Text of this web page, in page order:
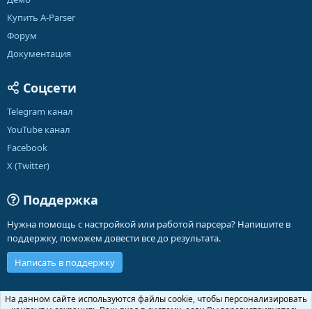
Купить A-Parser
Форум
Документация
Соцсети
Telegram канал
YouTube канал
Facebook
X (Twitter)
Поддержка
Нужна помощь с настройкой или работой парсера? Напишите в
поддержку, поможем довести все до результата.
Написать в поддержку
Russian (RU)
На данном сайте используются файлы cookie, чтобы персонализировать